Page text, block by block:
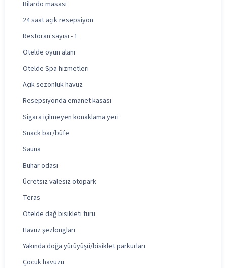
Bilardo masası
24 saat açık resepsiyon
Restoran sayısı - 1
Otelde oyun alanı
Otelde Spa hizmetleri
Açık sezonluk havuz
Resepsiyonda emanet kasası
Sigara içilmeyen konaklama yeri
Snack bar/büfe
Sauna
Buhar odası
Ücretsiz valesiz otopark
Teras
Otelde dağ bisikleti turu
Havuz şezlongları
Yakında doğa yürüyüşü/bisiklet parkurları
Çocuk havuzu